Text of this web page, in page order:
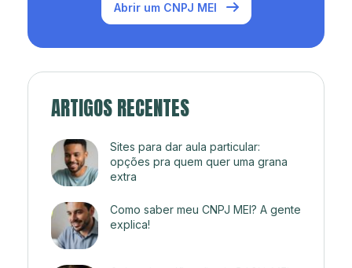
Abrir um CNPJ MEI
ARTIGOS RECENTES
Sites para dar aula particular:
opções pra quem quer uma grana
extra
Como saber meu CNPJ MEI? A gente
explica!